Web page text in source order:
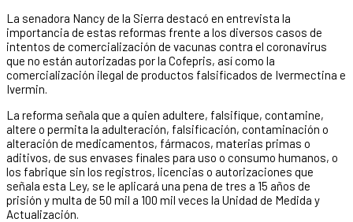
La senadora Nancy de la Sierra destacó en entrevista la
importancia de estas reformas frente a los diversos casos de
intentos de comercialización de vacunas contra el coronavirus
que no están autorizadas por la Cofepris, así como la
comercialización ilegal de productos falsificados de Ivermectina e
Ivermin.
La reforma señala que a quien adultere, falsifique, contamine,
altere o permita la adulteración, falsificación, contaminación o
alteración de medicamentos, fármacos, materias primas o
aditivos, de sus envases finales para uso o consumo humanos, o
los fabrique sin los registros, licencias o autorizaciones que
señala esta Ley, se le aplicará una pena de tres a 15 años de
prisión y multa de 50 mil a 100 mil veces la Unidad de Medida y
Actualización.